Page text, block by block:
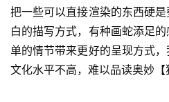
把一些可以直接渲染的东西硬
白的描写方式，有种画蛇添足
单的情节带来更好的呈现方式
文化水平不高，难以品读奥妙【